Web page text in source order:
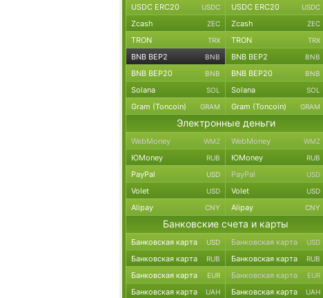
USDC ERC20 USDC USDC ERC20 USDC
Zcash ZEC Zcash ZEC
TRON TRX TRON TRX
BNB BEP2 BNB BNB BEP2 BNB
BNB BEP20 BNB BNB BEP20 BNB
Solana SOL Solana SOL
Gram (Toncoin) GRAM Gram (Toncoin) GRAM
Электронные деньги
WebMoney WMZ WebMoney WMZ
ЮMoney RUB ЮMoney RUB
PayPal USD PayPal USD
Volet USD Volet USD
Alipay CNY Alipay CNY
Банковские счета и карты
Банковская карта USD Банковская карта USD
Банковская карта RUB Банковская карта RUB
Банковская карта EUR Банковская карта EUR
Банковская карта UAH Банковская карта UAH